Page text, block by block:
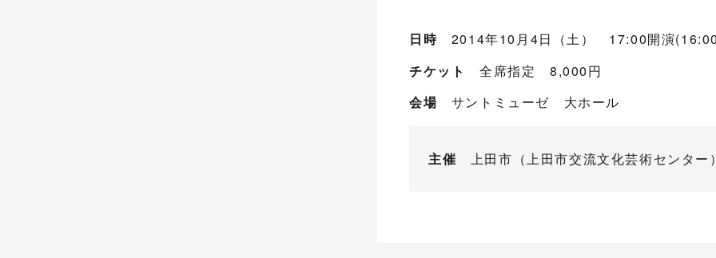
日時 2014年10月4日（土） 17:00開演
チケット
全席指定 8,000円
会場 サントミューゼ 大ホール
主催 上田市（上田市交流文化芸術センター